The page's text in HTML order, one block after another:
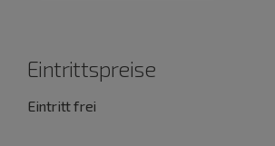
Eintrittspreise
Eintritt frei